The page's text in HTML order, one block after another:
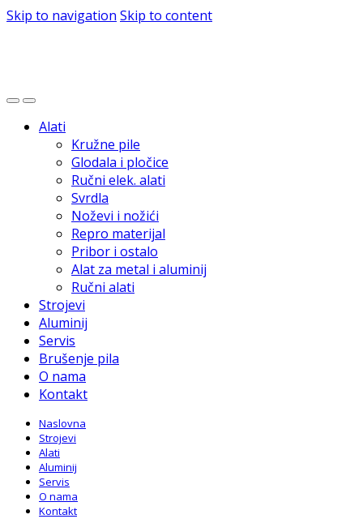
Skip to navigation Skip to content
Alati
Kružne pile
Glodala i pločice
Ručni elek. alati
Svrdla
Noževi i nožići
Repro materijal
Pribor i ostalo
Alat za metal i aluminij
Ručni alati
Strojevi
Aluminij
Servis
Brušenje pila
O nama
Kontakt
Naslovna
Strojevi
Alati
Aluminij
Servis
O nama
Kontakt